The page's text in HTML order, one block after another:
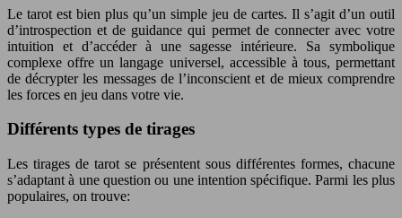
Le tarot est bien plus qu’un simple jeu de cartes. Il s’agit d’un outil
d’introspection et de guidance qui permet de connecter avec votre
intuition et d’accéder à une sagesse intérieure. Sa symbolique
complexe offre un langage universel, accessible à tous, permettant
de décrypter les messages de l’inconscient et de mieux comprendre
les forces en jeu dans votre vie.
Différents types de tirages
Les tirages de tarot se présentent sous différentes formes, chacune
s’adaptant à une question ou une intention spécifique. Parmi les plus
populaires, on trouve: